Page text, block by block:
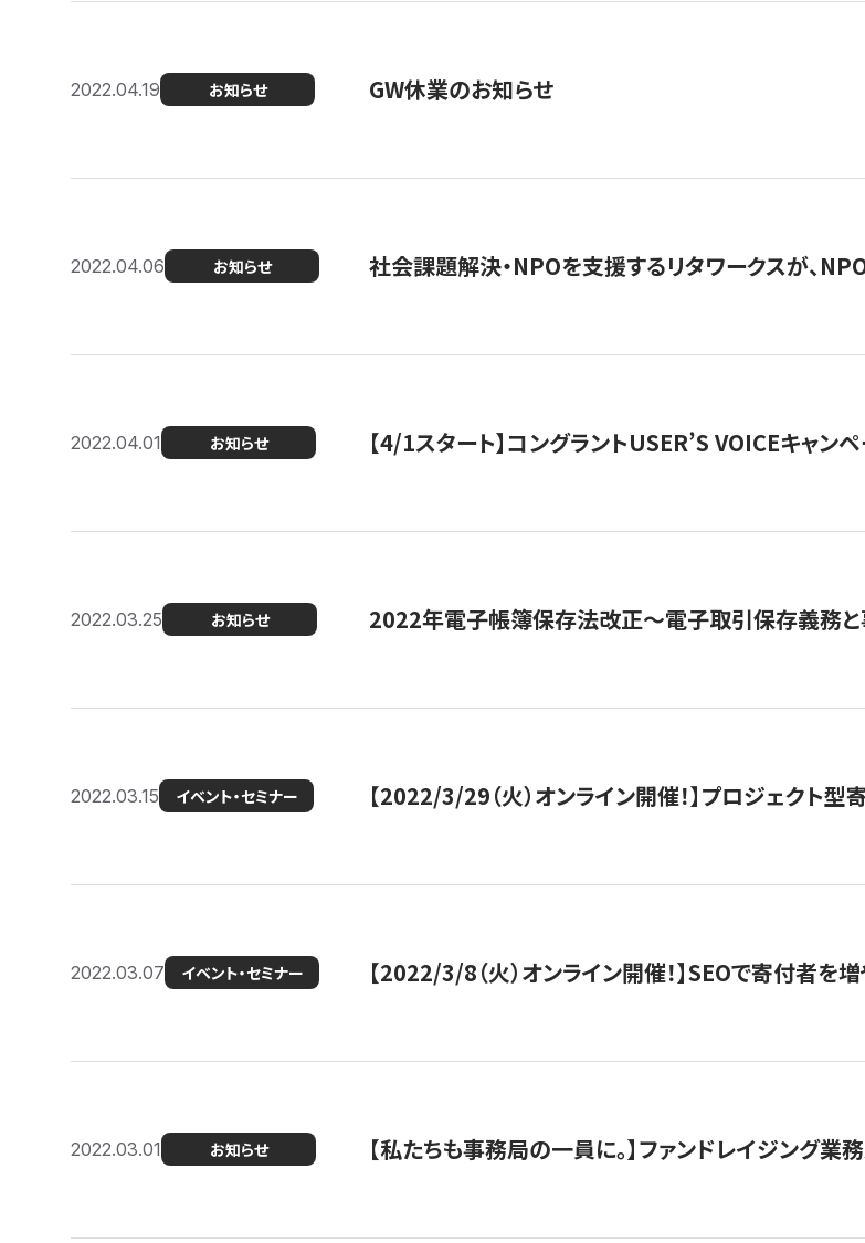
2022.04.19 お知らせ GW休業のお知らせ
2022.04.06 お知らせ 社会課題解決・NPOを支援するリタワークスが、
2022.04.01 お知らせ 【4/1スタート】コングラントUSER’S VOICEキャン
2022.03.25 お知らせ 2022年電子帳簿保存法改正～電子取引保存義務
2022.03.15 イベント・セミナー 【2022/3/29（火）オンライン開催！】プロジェクト
2022.03.07 イベント・セミナー 【2022/3/8（火）オンライン開催！】SEOで寄付者
2022.03.01 お知らせ 【私たちも事務局の一員に。】ファンドレイジング